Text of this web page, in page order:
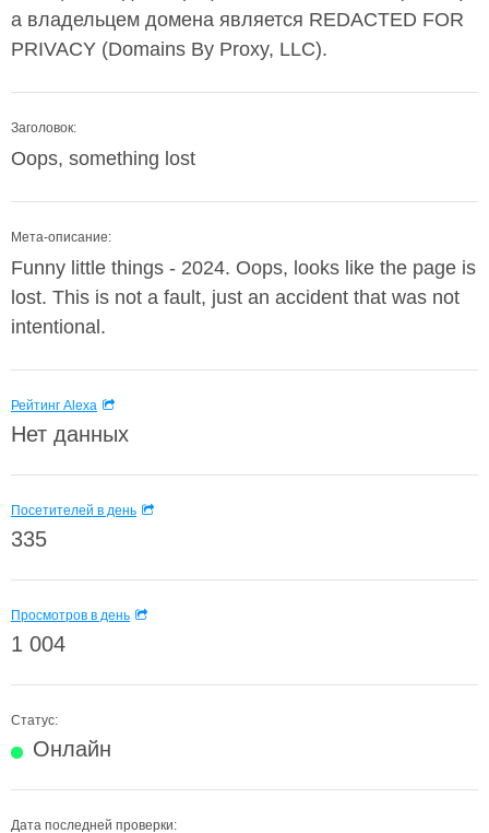
а владельцем домена является REDACTED FOR
PRIVACY (Domains By Proxy, LLC).
Заголовок:
Oops, something lost
Мета-описание:
Funny little things - 2024. Oops, looks like the page is
lost. This is not a fault, just an accident that was not
intentional.
Рейтинг Alexa
Нет данных
Посетителей в день
335
Просмотров в день
1 004
Статус:
Онлайн
Дата последней проверки: